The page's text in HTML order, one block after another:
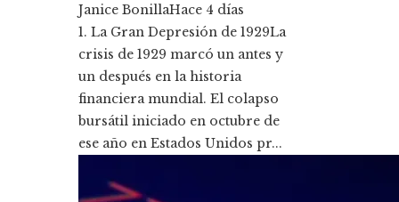
Janice BonillaHace 4 días
1. La Gran Depresión de 1929La
crisis de 1929 marcó un antes y
un después en la historia
financiera mundial. El colapso
bursátil iniciado en octubre de
ese año en Estados Unidos pr...